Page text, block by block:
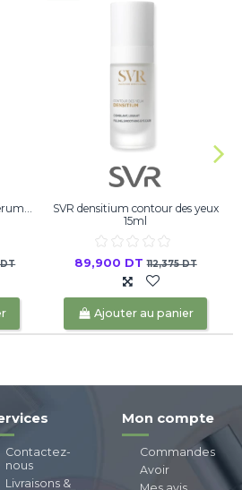
SVR densitium contour des yeux
15ml
89,900 DT112,375 DT
Ajouter au panier
Contactez-
nous
Livraisons &
Mon compte
Commandes
Avoir